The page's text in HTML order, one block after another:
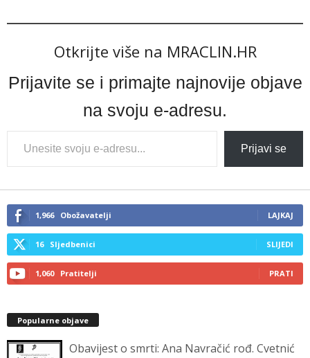
Otkrijte više na MRACLIN.HR
Prijavite se i primajte najnovije objave
na svoju e-adresu.
Type
your
email…
Prijavi se
1,966 Obožavatelji LAJKAJ
16 Sljedbenici SLIJEDI
1,060 Pratitelji PRATI
Popularne objave
Obavijest o smrti: Ana Navračić rođ. Cvetnić